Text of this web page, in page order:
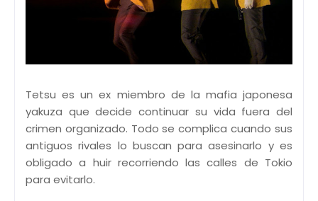
Tetsu es un ex miembro de la mafia japonesa
yakuza que decide continuar su vida fuera del
crimen organizado. Todo se complica cuando sus
antiguos rivales lo buscan para asesinarlo y es
obligado a huir recorriendo las calles de Tokio
para evitarlo.